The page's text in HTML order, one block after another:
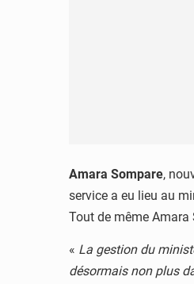
Amara Sompare,
service a eu lieu au
Tout de même
« La gestion du
désormais non plus